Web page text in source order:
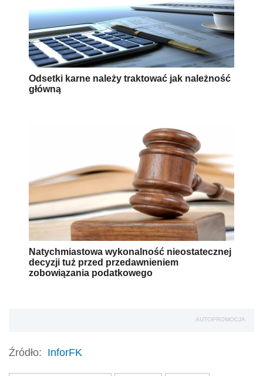
Odsetki karne należy traktować jak należność
główną
Natychmiastowa wykonalność nieostatecznej
decyzji tuż przed przedawnieniem
zobowiązania podatkowego
AUTOPROMOCJA
Źródło: InforFK